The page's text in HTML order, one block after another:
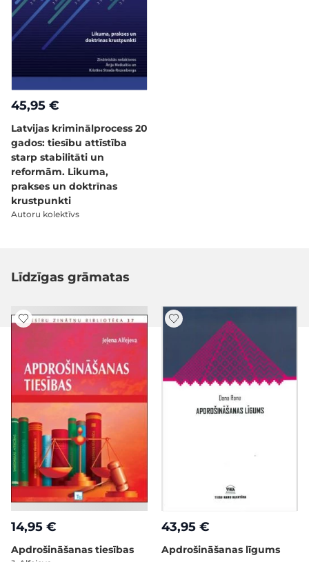
45,95 €
Latvijas kriminālprocess 20
gados: tiesību attīstība
starp stabilitāti un
reformām. Likuma,
prakses un doktrīnas
krustpunkti
Autoru kolektīvs
Līdzīgas grāmatas
14,95 €
Apdrošināšanas tiesības
43,95 €
Apdrošināšanas līgums